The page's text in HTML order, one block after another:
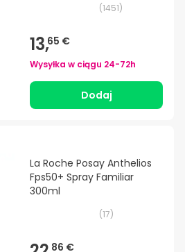
(1451)
13,65 €
Wysyłka w ciągu 24-72h
Dodaj
La Roche Posay Anthelios
Fps50+ Spray Familiar
300ml
(17)
86 €